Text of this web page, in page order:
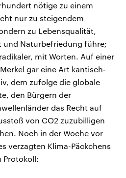
nötige zu einem
nur zu steigendem
zu Lebensqualität,
und Naturbefriedung führe;
mit Worten. Auf einer
gar eine Art kantisch-
dem zufolge die globale
den Bürgern der
das Recht auf
von CO2 zuzubilligen
Noch in der Woche vor
verzagten Klima-Päckchens
Protokoll: